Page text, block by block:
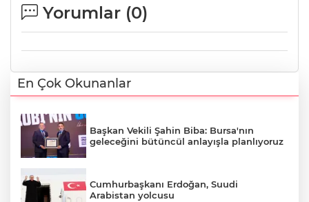
Yorumlar (0)
En Çok Okunanlar
Başkan Vekili Şahin Biba: Bursa'nın
geleceğini bütüncül anlayışla planlıyoruz
Cumhurbaşkanı Erdoğan, Suudi
Arabistan yolcusu